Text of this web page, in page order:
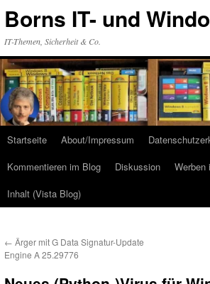
Inhalt
Borns IT- und
IT-Themen, Sicherheit & Co.
Startseite About/Impressum
Kommentieren im Blog
Diskussion Werben
Inhalt (Vista Blog)
← Ärger mit G Data Signatur-Update
Engine A 25.29776